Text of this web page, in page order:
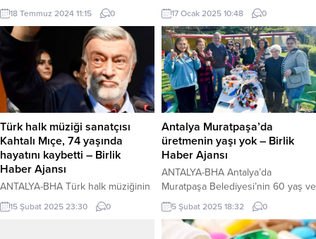
damping soruşturmasının sektöre
etkisini EVSİD Başkanı Talha Özger
değerlendirdi. ANKARA (İGFA) –
Geçtiğimiz yılı 3,2 milyar dolarlık
ihracatla tamamlayan ev ve mutfak
eşyaları sektörü, 2024 yılı ilk 6
ayda geçen yılın aynı dönemine
oranla yüzde 5,2 düşüşle 1,52
milyar dolar...
18 Temmuz 2024 11:15 0
KARS-BHA Kars Valisi Polat
öğrencilerin yarıyıl tatiline ilişkin
yayınladığı mesajında,
“Geleceğimizin umudu, ülkemizin
istikbali olan öğrencilerimizin ve
onları hayata hazırlayan kıymetli
öğretmenlerimizin iyi bir yarıyıl tatili
geçirmelerini, başarılarının artarak
devam etmesini yürekten diliyorum.
Huzurlu ve başarılı bir dönemi
geride bırakarak, 2024-2025
Eğitim-Öğretim Yılı yarıyıl tatiline
girmiş bulunmaktayız. Sevgili
Öğrenciler, Geride...
17 Ocak 2025 10:48 0
Türk halk müziği sanatçısı
Kahtalı Mıçe, 74 yaşında
hayatını kaybetti – Birlik
Haber Ajansı
ANTALYA-BHA Türk halk müziğinin
sevilen isimlerinden, ‘Kahtalı Mıçe‘
olarak tanınan Mustafa Kahtalı, 74
15 Şubat 2025 23:30 0
Antalya Muratpaşa’da
üretmenin yaşı yok – Birlik
Haber Ajansı
ANTALYA-BHA Antalya’da
Muratpaşa Belediyesi’nin 60 yaş ve
üstü kent sakinlerine yönelik
çalışmaları, 2014 yılında başladı.
Dünya Yaşlılar Günü’nde Falez 2
5 Şubat 2025 18:32 0